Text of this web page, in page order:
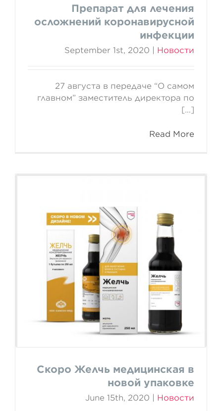
Препарат для лечения
осложнений коронавирусной
инфекции
September 1st, 2020 | Новости
27 августа в передаче “О самом
главном” заместитель директора по
[…]
Read More
Скоро Желчь медицинская в
новой упаковке
Скоро Желчь медицинская в
новой упаковке
June 15th, 2020 | Новости